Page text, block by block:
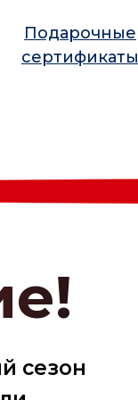
Подарочные
сертификаты
сезон